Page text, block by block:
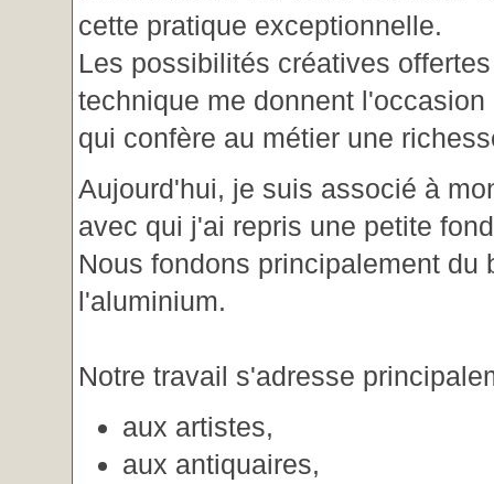
cette pratique exceptionnelle.
Les possibilités créatives
technique me donnent
qui confère au métier une
Aujourd'hui, je suis associé à
avec qui j'ai repris une petite
Nous fondons principalement
l'aluminium.
Notre travail s'adresse
aux artistes,
aux antiquaires,